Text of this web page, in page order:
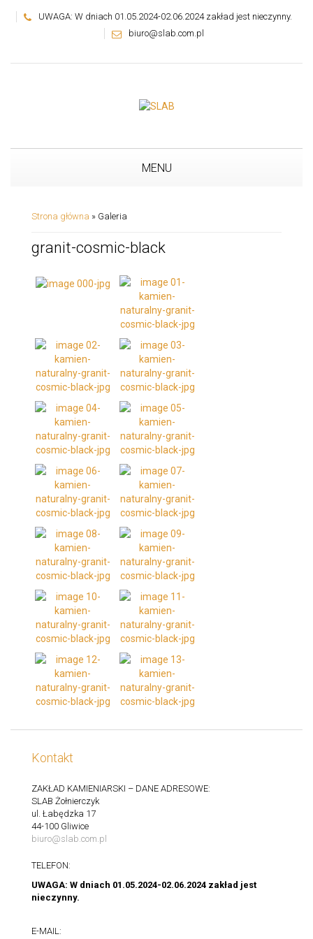
UWAGA: W dniach 01.05.2024-02.06.2024 zakład jest nieczynny.
biuro@slab.com.pl
MENU
Strona główna » Galeria
granit-cosmic-black
Kontakt
ZAKŁAD KAMIENIARSKI – DANE ADRESOWE:
SLAB Żołnierczyk
ul. Łabędzka 17
44-100 Gliwice
biuro@slab.com.pl
TELEFON:
UWAGA: W dniach 01.05.2024-02.06.2024 zakład jest
nieczynny.
E-MAIL: